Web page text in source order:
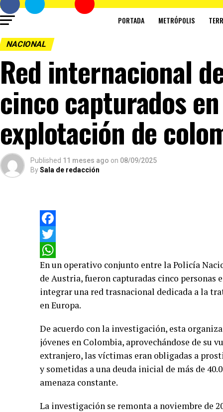
PORTADA METRÓPOLIS
NACIONAL
Red internacional
cinco capturados
explotación de
Published 11 meses ago on 08/09/2025
BySala de redacción
Facebook
Twitter
WhatsApp
En un operativo conjunto entre la Policía
de Austria, fueron capturadas cinco
integrar una red trasnacional dedicada a la
en Europa.
De acuerdo con la investigación, esta
jóvenes en Colombia, aprovechándose de su
extranjero, las víctimas eran obligadas a
y sometidas a una deuda inicial de más de
amenaza constante.
La investigación se remonta a noviembre de